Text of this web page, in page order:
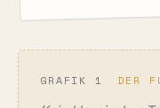
GRAFIK 1 DER